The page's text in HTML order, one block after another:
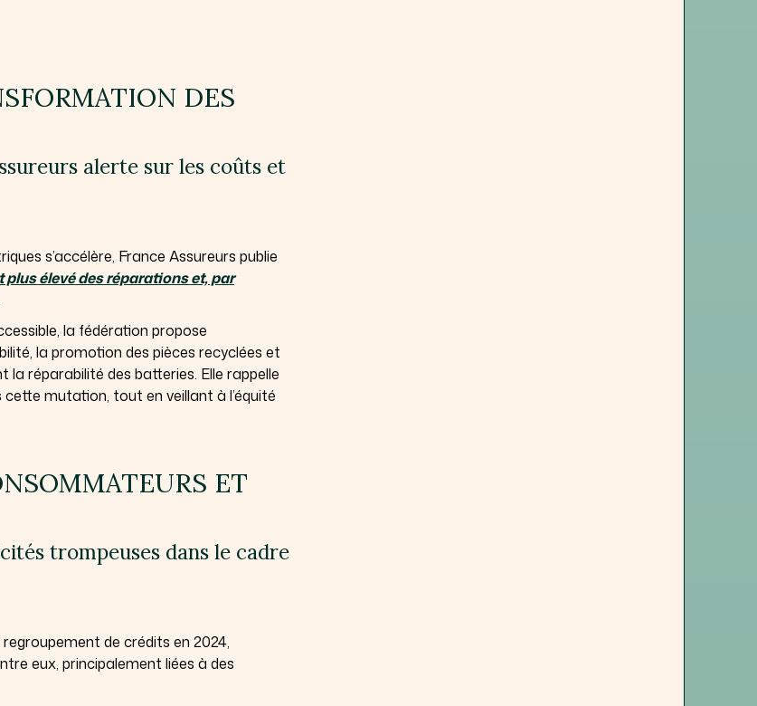
DES
alerte sur les coûts et
s’accélère, France Assureurs publie
élevé des réparations et, par
la fédération propose
la promotion des pièces recyclées et
la réparabilité des batteries. Elle rappelle
mutation, tout en veillant à l’équité
ET
trompeuses dans le cadre
de crédits en 2024,
eux, principalement liées à des